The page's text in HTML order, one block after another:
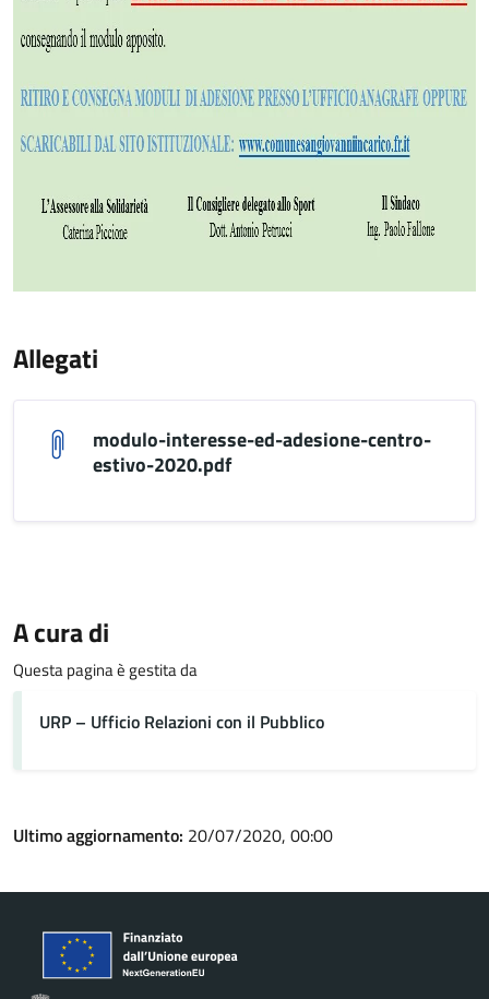
Allegati
modulo-interesse-ed-adesione-centro-
estivo-2020.pdf
A cura di
Questa pagina è gestita da
URP – Ufficio Relazioni con il Pubblico
Ultimo aggiornamento: 20/07/2020, 00:00